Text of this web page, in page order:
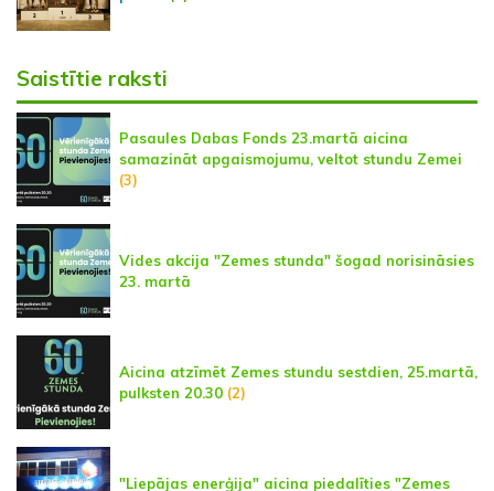
Saistītie raksti
Pasaules Dabas Fonds 23.martā aicina
samazināt apgaismojumu, veltot stundu Zemei
(3)
Vides akcija "Zemes stunda" šogad norisināsies
23. martā
Aicina atzīmēt Zemes stundu sestdien, 25.martā,
pulksten 20.30 (2)
"Liepājas enerģija" aicina piedalīties "Zemes